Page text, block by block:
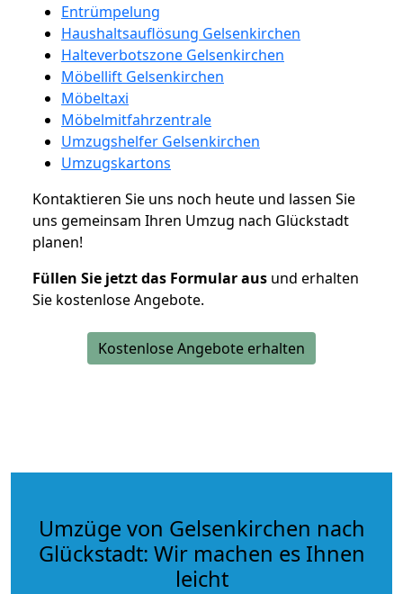
Entrümpelung
Haushaltsauflösung Gelsenkirchen
Halteverbotszone Gelsenkirchen
Möbellift Gelsenkirchen
Möbeltaxi
Möbelmitfahrzentrale
Umzugshelfer Gelsenkirchen
Umzugskartons
Kontaktieren Sie uns noch heute und lassen Sie
uns gemeinsam Ihren Umzug nach Glückstadt
planen!
Füllen Sie jetzt das Formular aus und erhalten
Sie kostenlose Angebote.
Kostenlose Angebote erhalten
Umzüge von Gelsenkirchen nach
Glückstadt: Wir machen es Ihnen
leicht